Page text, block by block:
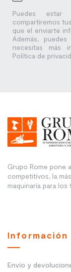
Puedes estar
compartiremos
que el enviarte
Además,
necesitas más
Política de
Grupo Rome pone
competitivos, la
maquinaria para los
Información
Envío y